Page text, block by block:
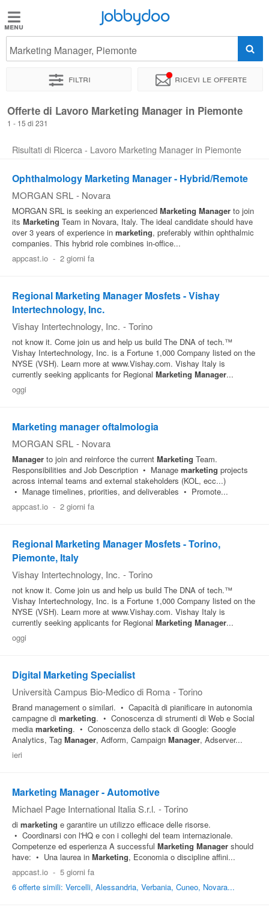
Jobbydoo
Offerte
Stipendi
professioni
Blog
Pubblica
Offerte
Area
Aziende
Jobbydoo
Marketing Manager, Piemonte
Filtri Ricevi le offerte
Offerte di Lavoro Marketing Manager in Piemonte
1 - 15 di 231
Risultati di Ricerca - Lavoro Marketing Manager in Piemonte
Ophthalmology Marketing Manager - Hybrid/Remote
MORGAN SRL - Novara
MORGAN SRL is seeking an experienced Marketing Manager to join
its Marketing Team in Novara, Italy. The ideal candidate should have
over 3 years of experience in marketing, preferably within ophthalmic
companies. This hybrid role combines in-office...
appcast.io - 2 giorni fa
Regional Marketing Manager Mosfets - Vishay
Intertechnology, Inc.
Vishay Intertechnology, Inc. - Torino
not know it. Come join us and help us build The DNA of tech.™
Vishay Intertechnology, Inc. is a Fortune 1,000 Company listed on the
NYSE (VSH). Learn more at www.Vishay.com. Vishay Italy is
currently seeking applicants for Regional Marketing Manager...
oggi
Marketing manager oftalmologia
MORGAN SRL - Novara
Manager to join and reinforce the current Marketing Team.
Responsibilities and Job Description • Manage marketing projects
across internal teams and external stakeholders (KOL, ecc...)
• Manage timelines, priorities, and deliverables • Promote...
appcast.io - 2 giorni fa
Regional Marketing Manager Mosfets - Torino,
Piemonte, Italy
Vishay Intertechnology, Inc. - Torino
not know it. Come join us and help us build The DNA of tech.™
Vishay Intertechnology, Inc. is a Fortune 1,000 Company listed on the
NYSE (VSH). Learn more at www.Vishay.com. Vishay Italy is
currently seeking applicants for Regional Marketing Manager...
oggi
Digital Marketing Specialist
Università Campus Bio-Medico di Roma - Torino
Brand management o similari. • Capacità di pianificare in autonomia
campagne di marketing. • Conoscenza di strumenti di Web e Social
media marketing. • Conoscenza dello stack di Google: Google
Analytics, Tag Manager, Adform, Campaign Manager, Adserver...
ieri
Marketing Manager - Automotive
Michael Page International Italia S.r.l. - Torino
di marketing e garantire un utilizzo efficace delle risorse.
• Coordinarsi con l'HQ e con i colleghi del team internazionale.
Competenze ed esperienza A successful Marketing Manager should
have: • Una laurea in Marketing, Economia o discipline affini...
appcast.io - 5 giorni fa
6 offerte simili: Vercelli, Alessandria, Verbania, Cuneo, Novara...